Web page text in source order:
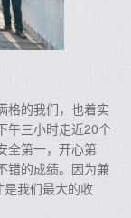
格的我们，也着实
午三小时走近20个
全第一，开心第
错的成绩。因为兼
是我们最大的收